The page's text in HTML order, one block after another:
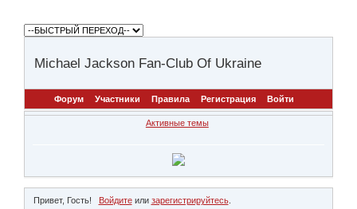
Michael Jackson Fan-Club Of Ukraine
Форум Участники Правила Регистрация Войти
Активные темы
Привет, Гость! Войдитеили зарегистрируйтесь.